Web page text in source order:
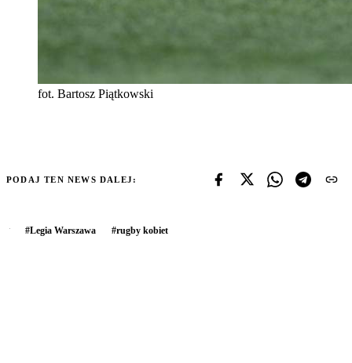
fot. Bartosz Piątkowski
PODAJ TEN NEWS DALEJ:
#Legia Warszawa #rugby kobiet